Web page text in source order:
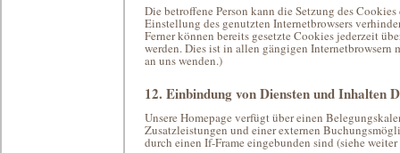
Die betroffene Person kann die Setzung des
Einstellung des genutzten Internetbrowsers
Ferner können bereits gesetzte Cookies jederzeit
werden. Dies ist in allen gängigen Internetbrowsern
an uns wenden.)
12. Einbindung von Diensten und Inhalten
Unsere Homepage verfügt über einen
Zusatzleistungen und einer externen
durch einen If-Frame eingebunden sind (siehe